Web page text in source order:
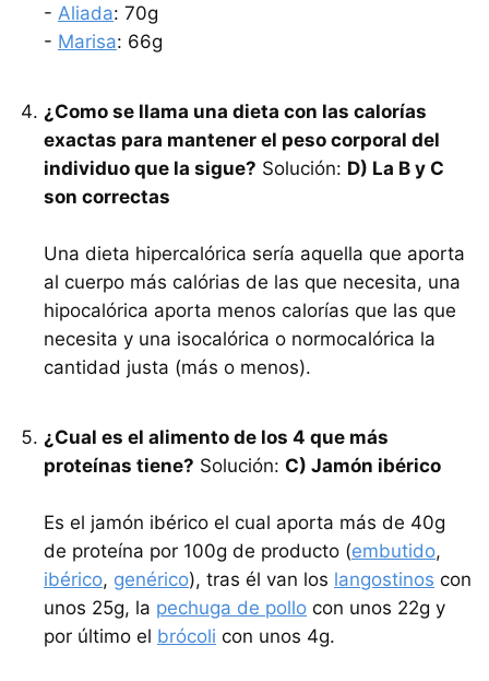
- Aliada: 70g
- Marisa: 66g
¿Como se llama una dieta con las calorías
exactas para mantener el peso corporal del
individuo que la sigue? Solución: D) La B y C
son correctas
Una dieta hipercalórica sería aquella que aporta
al cuerpo más calórias de las que necesita, una
hipocalórica aporta menos calorías que las que
necesita y una isocalórica o normocalórica la
cantidad justa (más o menos).
¿Cual es el alimento de los 4 que más
proteínas tiene? Solución: C) Jamón ibérico
Es el jamón ibérico el cual aporta más de 40g
de proteína por 100g de producto (embutido,
ibérico, genérico), tras él van los langostinos con
unos 25g, la pechuga de pollo con unos 22g y
por último el brócoli con unos 4g.